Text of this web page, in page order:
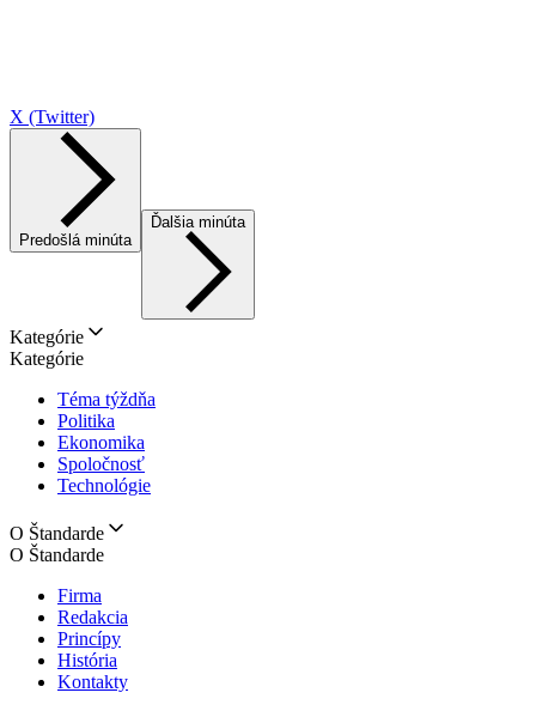
X (Twitter)
Predošlá minúta
Ďalšia minúta
Kategórie
Kategórie
Téma týždňa
Politika
Ekonomika
Spoločnosť
Technológie
O Štandarde
O Štandarde
Firma
Redakcia
Princípy
História
Kontakty